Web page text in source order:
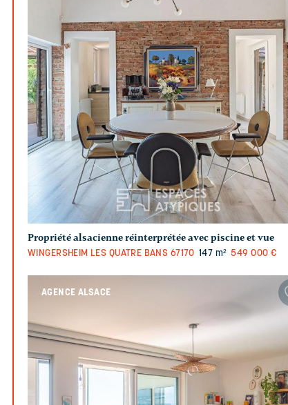
Propriété alsacienne réinterprétée avec piscine et vue
WINGERSHEIM LES QUATRE BANS 67170 147 m² 549 000 €
AGENCE ALSACE